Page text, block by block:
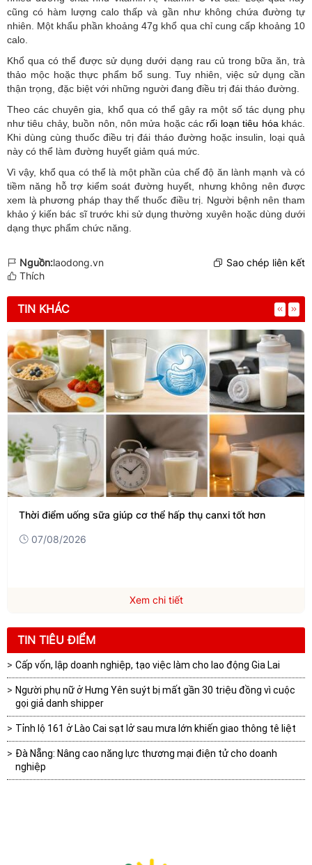
cũng có hàm lượng calo thấp và gần như không chứa đường tự
nhiên. Một khẩu phần khoảng 47g khổ qua chỉ cung cấp khoảng 10
calo.
Khổ qua có thể được sử dụng dưới dạng rau củ trong bữa ăn, trà
thảo mộc hoặc thực phẩm bổ sung. Tuy nhiên, việc sử dụng cần
thận trọng, đặc biệt với những người đang điều trị đái tháo đường.
Theo các chuyên gia, khổ qua có thể gây ra một số tác dụng phụ
như tiêu chảy, buồn nôn, nôn mửa hoặc các rối loạn tiêu hóakhác.
Khi dùng cùng thuốc điều trị đái tháo đường hoặc insulin, loại quả
này có thể làm đường huyết giảm quá mức.
Vì vậy, khổ qua có thể là một phần của chế độ ăn lành mạnh và có
tiềm năng hỗ trợ kiểm soát đường huyết, nhưng không nên được
xem là phương pháp thay thế thuốc điều trị. Người bệnh nên tham
khảo ý kiến bác sĩ trước khi sử dụng thường xuyên hoặc dùng dưới
dạng thực phẩm chức năng.
Nguồn:laodong.vn
Sao chép liên kết
Thích
TIN KHÁC
uống sữa giúp cơ thể hấp thụ canxi tốt hơn
2026
Xem chi tiết
TIN TIÊU ĐIỂM
Cấp vốn, lập doanh nghiệp, tạo việc làm cho lao động Gia Lai
Người phụ nữ ở Hưng Yên suýt bị mất gần 30 triệu đồng vì cuộc
gọi giả danh shipper
Tỉnh lộ 161 ở Lào Cai sạt lở sau mưa lớn khiến giao thông tê liệt
Đà Nẵng: Nâng cao năng lực thương mại điện tử cho doanh
nghiệp